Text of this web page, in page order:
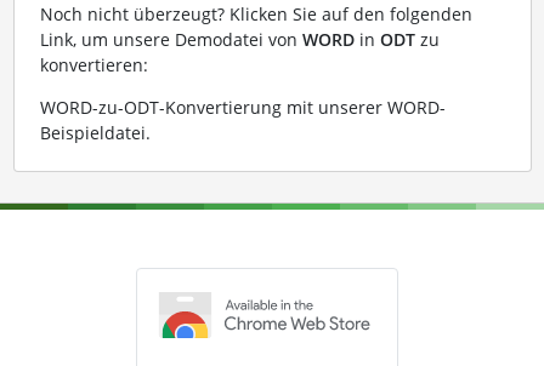
Noch nicht überzeugt? Klicken Sie auf den folgenden
Link, um unsere Demodatei von WORDin ODTzu
konvertieren:
WORD-zu-ODT-Konvertierung mit unserer WORD-
Beispieldatei.